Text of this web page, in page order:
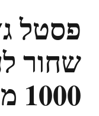
פסטל
שחור
1000 מ"ל